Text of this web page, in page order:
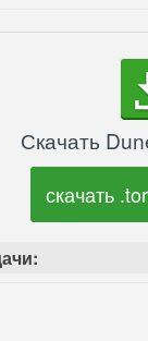
Скачать
скачать